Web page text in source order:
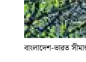
বাংলাদেশ-ভারত